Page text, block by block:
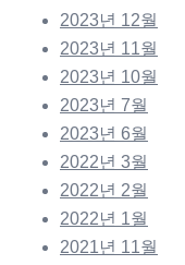
2023년 12월
2023년 11월
2023년 10월
2023년 7월
2023년 6월
2022년 3월
2022년 2월
2022년 1월
2021년 11월